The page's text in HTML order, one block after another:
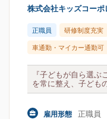
株式会社キッズコーポ
正職員 研修制度充実
車通勤・マイカー通勤可
『子どもが自ら選
を常に整え、子ども
雇用形態 正職員